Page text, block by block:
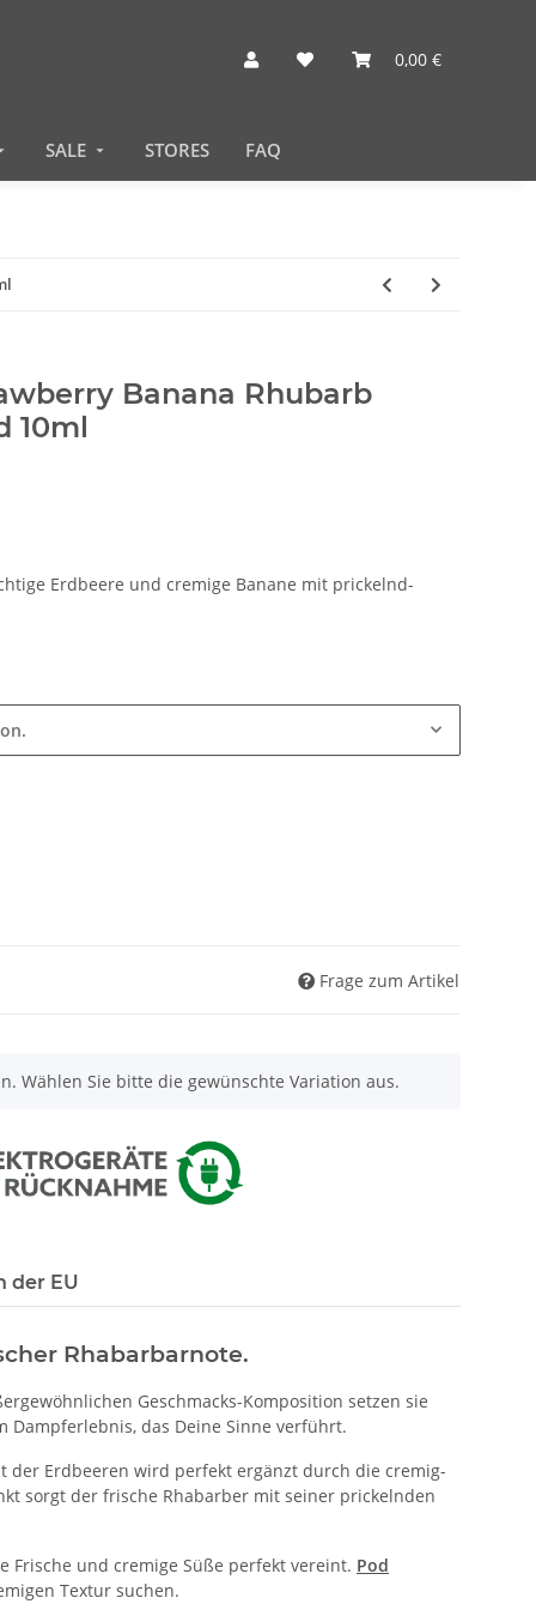
0,00 €
SALE STORES FAQ
Banana Rhubarb
10ml
Erdbeere und cremige Banane mit prickelnd-
Frage zum Artikel
Wählen Sie bitte die gewünschte Variation aus.
der EU
Rhabarbarnote.
Geschmacks-Komposition setzen sie
das Deine Sinne verführt.
Erdbeeren wird perfekt ergänzt durch die cremig-
sorgt der frische Rhabarber mit seiner prickelnden
Frische und cremige Süße perfekt vereint. Pod
Textur suchen.